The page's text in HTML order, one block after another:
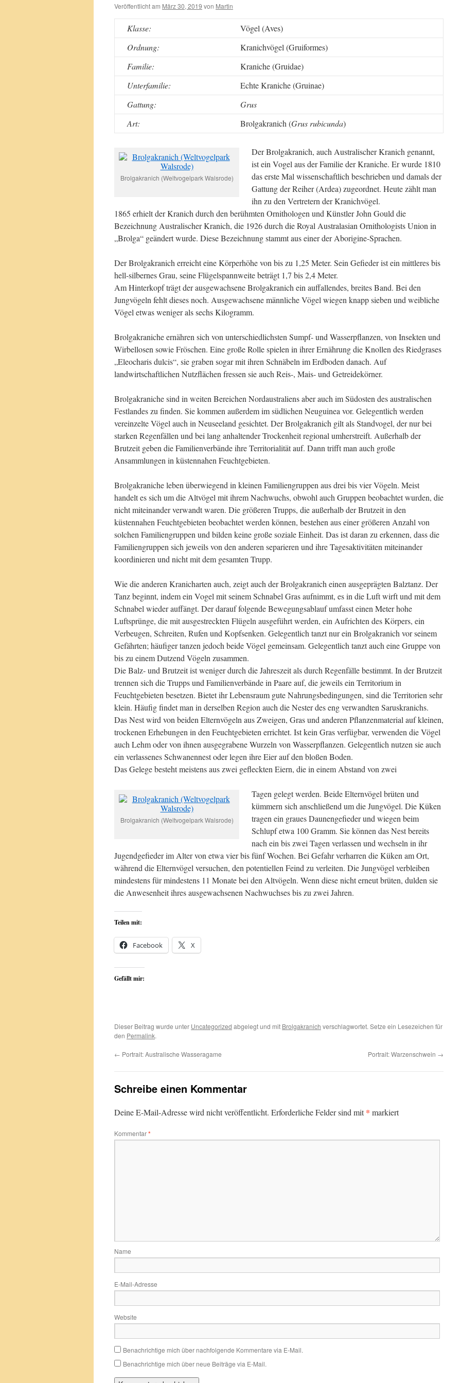
Veröffentlicht am März 30, 2019 von Martin
Klasse:
Vögel (Aves)
Ordnung:
Kranichvögel (Gruiformes)
Familie:
Kraniche (Gruidae)
Unterfamilie:
Echte Kraniche (Gruinae)
Gattung:
Grus
Art:
Brolgakranich (Grus rubicunda)
Brolgakranich (Weltvogelpark Walsrode)
Der Brolgakranich, auch Australischer Kranich genannt,
ist ein Vogel aus der Familie der Kraniche. Er wurde 1810
das erste Mal wissenschaftlich beschrieben und damals der
Gattung der Reiher (Ardea) zugeordnet. Heute zählt man
ihn zu den Vertretern der Kranichvögel.
1865 erhielt der Kranich durch den berühmten Ornithologen und Künstler John Gould die
Bezeichnung Australischer Kranich, die 1926 durch die Royal Australasian Ornithologists Union in
„Brolga“ geändert wurde. Diese Bezeichnung stammt aus einer der Aborigine-Sprachen.
Der Brolgakranich erreicht eine Körperhöhe von bis zu 1,25 Meter. Sein Gefieder ist ein mittleres bis
hell-silbernes Grau, seine Flügelspannweite beträgt 1,7 bis 2,4 Meter.
Am Hinterkopf trägt der ausgewachsene Brolgakranich ein auffallendes, breites Band. Bei den
Jungvögeln fehlt dieses noch. Ausgewachsene männliche Vögel wiegen knapp sieben und weibliche
Vögel etwas weniger als sechs Kilogramm.
Brolgakraniche ernähren sich von unterschiedlichsten Sumpf- und Wasserpflanzen, von Insekten und
Wirbellosen sowie Fröschen. Eine große Rolle spielen in ihrer Ernährung die Knollen des Riedgrases
„Eleocharis dulcis“, sie graben sogar mit ihren Schnäbeln im Erdboden danach. Auf
landwirtschaftlichen Nutzflächen fressen sie auch Reis-, Mais- und Getreidekörner.
Brolgakraniche sind in weiten Bereichen Nordaustraliens aber auch im Südosten des australischen
Festlandes zu finden. Sie kommen außerdem im südlichen Neuguinea vor. Gelegentlich werden
vereinzelte Vögel auch in Neuseeland gesichtet. Der Brolgakranich gilt als Standvogel, der nur bei
starken Regenfällen und bei lang anhaltender Trockenheit regional umherstreift. Außerhalb der
Brutzeit geben die Familienverbände ihre Territorialität auf. Dann trifft man auch große
Ansammlungen in küstennahen Feuchtgebieten.
Brolgakraniche leben überwiegend in kleinen Familiengruppen aus drei bis vier Vögeln. Meist
handelt es sich um die Altvögel mit ihrem Nachwuchs, obwohl auch Gruppen beobachtet wurden, die
nicht miteinander verwandt waren. Die größeren Trupps, die außerhalb der Brutzeit in den
küstennahen Feuchtgebieten beobachtet werden können, bestehen aus einer größeren Anzahl von
solchen Familiengruppen und bilden keine große soziale Einheit. Das ist daran zu erkennen, dass die
Familiengruppen sich jeweils von den anderen separieren und ihre Tagesaktivitäten miteinander
koordinieren und nicht mit dem gesamten Trupp.
Wie die anderen Kranicharten auch, zeigt auch der Brolgakranich einen ausgeprägten Balztanz. Der
Tanz beginnt, indem ein Vogel mit seinem Schnabel Gras aufnimmt, es in die Luft wirft und mit dem
Schnabel wieder auffängt. Der darauf folgende Bewegungsablauf umfasst einen Meter hohe
Luftsprünge, die mit ausgestreckten Flügeln ausgeführt werden, ein Aufrichten des Körpers, ein
Verbeugen, Schreiten, Rufen und Kopfsenken. Gelegentlich tanzt nur ein Brolgakranich vor seinem
Gefährten; häufiger tanzen jedoch beide Vögel gemeinsam. Gelegentlich tanzt auch eine Gruppe von
bis zu einem Dutzend Vögeln zusammen.
Die Balz- und Brutzeit ist weniger durch die Jahreszeit als durch Regenfälle bestimmt. In der Brutzeit
trennen sich die Trupps und Familienverbände in Paare auf, die jeweils ein Territorium in
Feuchtgebieten besetzen. Bietet ihr Lebensraum gute Nahrungsbedingungen, sind die Territorien sehr
klein. Häufig findet man in derselben Region auch die Nester des eng verwandten Saruskranichs.
Das Nest wird von beiden Elternvögeln aus Zweigen, Gras und anderen Pflanzenmaterial auf kleinen,
trockenen Erhebungen in den Feuchtgebieten errichtet. Ist kein Gras verfügbar, verwenden die Vögel
auch Lehm oder von ihnen ausgegrabene Wurzeln von Wasserpflanzen. Gelegentlich nutzen sie auch
ein verlassenes Schwanennest oder legen ihre Eier auf den bloßen Boden.
Das Gelege besteht meistens aus zwei gefleckten Eiern, die in einem Abstand von zwei
Brolgakranich (Weltvogelpark Walsrode)
Tagen gelegt werden. Beide Elternvögel brüten und
kümmern sich anschließend um die Jungvögel. Die Küken
tragen ein graues Daunengefieder und wiegen beim
Schlupf etwa 100 Gramm. Sie können das Nest bereits
nach ein bis zwei Tagen verlassen und wechseln in ihr
Jugendgefieder im Alter von etwa vier bis fünf Wochen. Bei Gefahr verharren die Küken am Ort,
während die Elternvögel versuchen, den potentiellen Feind zu verleiten. Die Jungvögel verbleiben
mindestens für mindestens 11 Monate bei den Altvögeln. Wenn diese nicht erneut brüten, dulden sie
die Anwesenheit ihres ausgewachsenen Nachwuchses bis zu zwei Jahren.
Teilen mit:
Facebook X
Gefällt mir:
Dieser Beitrag wurde unter Uncategorized abgelegt und mit Brolgakranich verschlagwortet. Setze ein Lesezeichen für
den Permalink.
← Portrait: Australische Wasseragame Portrait: Warzenschwein →
Schreibe einen Kommentar
Deine E-Mail-Adresse wird nicht veröffentlicht. Erforderliche Felder sind mit* markiert
Kommentar*
Name
E-Mail-Adresse
Website
Benachrichtige mich über nachfolgende Kommentare via E-Mail.
Benachrichtige mich über neue Beiträge via E-Mail.